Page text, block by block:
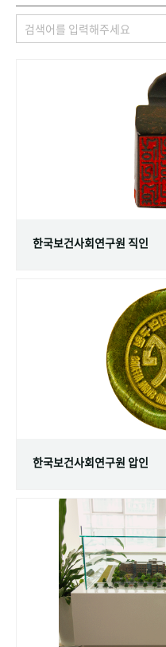
사진 아카이브 문서 기록물
숫자로 보는 50년
한국보건사회연구원 직인
한국보건사회연구원 압인